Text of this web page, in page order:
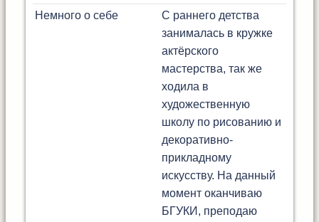
Немного о себе
С раннего детства
занималась в кружке
актёрского
мастерства, так же
ходила в
художественную
школу по рисованию и
декоративно-
прикладному
искусству. На данный
момент оканчиваю
БГУКИ, преподаю